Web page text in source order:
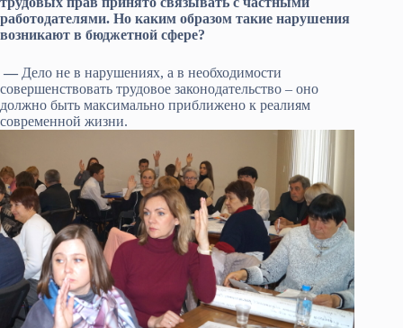
работодателями. Но каким образом такие нарушения
возникают в бюджетной сфере?
— Дело не в нарушениях, а в необходимости
совершенствовать трудовое законодательство – оно
должно быть максимально приближено к реалиям
современной жизни.